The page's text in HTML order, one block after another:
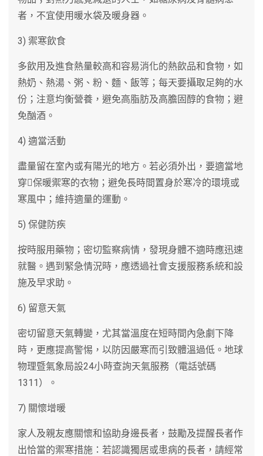
者，不宜使用暖水袋及暖身器。
3) 禦寒飲食
多飲用及進食熱量較高和容易消化的熱飲品和食物，如
熱奶、熱湯、粥、粉、麵、飯等；每天要攝取足夠的水
份；注意均衡營養，避免高脂肪及高膽固醇的食物；避
免酗酒。
4) 適當活動
盡量留在室內或有陽光的地方。若必須外出，要適當地
穿保暖禦寒的衣物；避免長時間置身於寒冷的環境或
寒風中；維持適量的運動。
5) 保健防疾
按時服用藥物；密切監察病情，發現身體不適時應迅速
就醫。遇到緊急情況時，應透過社會支援服務系統和設
施及早求助。
6) 留意天氣
密切留意天氣轉變，尤其當溫度在短時間內急劇下降
時，更應提高警惕，以防因嚴寒而引致體溫過低。地球
物理暨氣象局設24小時查詢天氣服務（電話號碼
1311）。
7) 關懷增暖
家人及親友應關懷和協助身邊長者，鼓勵及提醒長者作
出恰當的禦寒措施：若認識獨居或患病的長者，請經常